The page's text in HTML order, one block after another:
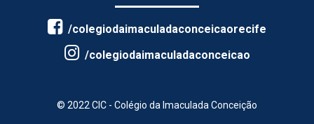
/colegiodaimaculadaconceicaorecife
/colegiodaimaculadaconceicao
© 2022 CIC - Colégio da Imaculada Conceição